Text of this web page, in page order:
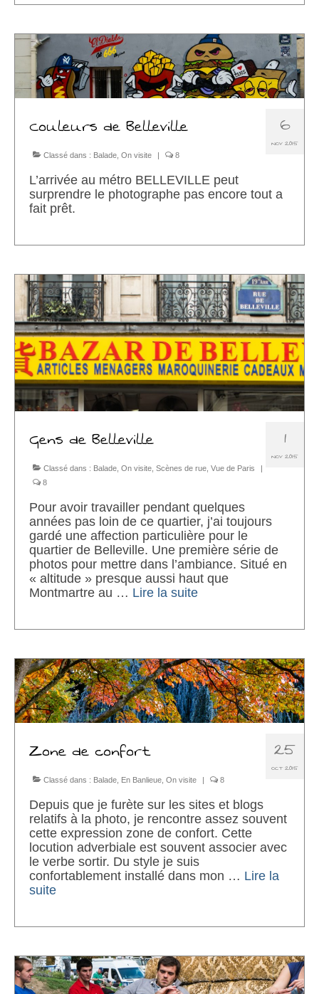
6
NOV 2015
Couleurs de Belleville
Classé dans : Balade On visite | 8
L’arrivée au métro BELLEVILLE peut
surprendre le photographe pas encore tout a
fait prêt.
1
NOV 2015
Gens de Belleville
Classé dans : Balade On visite Scènes de rue Vue de Paris
|
8
Pour avoir travailler pendant quelques
années pas loin de ce quartier, j’ai toujours
gardé une affection particulière pour le
quartier de Belleville. Une première série de
photos pour mettre dans l’ambiance. Situé en
« altitude » presque aussi haut que
Montmartre au … Lire la suite­­
25
OCT 2015
Zone de confort
Classé dans : Balade En Banlieue On visite | 8
Depuis que je furète sur les sites et blogs
relatifs à la photo, je rencontre assez souvent
cette expression zone de confort. Cette
locution adverbiale est souvent associer avec
le verbe sortir. Du style je suis
confortablement installé dans mon … Lire la
suite­­